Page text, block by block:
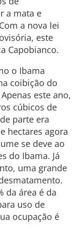
a mata e
a nova lei
este
Capobianco.
o Ibama
coibição do
este ano,
cúbicos de
parte era
hectares agora
se deve ao
do Ibama. Já
uma grande
da área é da
uso de
ocupação é